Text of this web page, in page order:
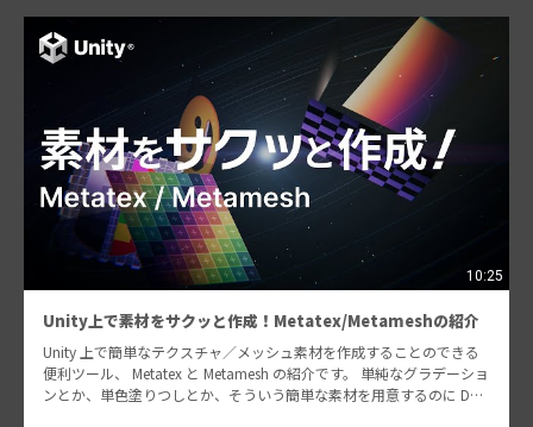
10:25
Unity上で素材をサクッと作成！Metatex/Metameshの紹介
Unity 上で簡単なテクスチャ／メッシュ素材を作成することのできる
便利ツール、 Metatex と Metamesh の紹介です。 単純なグラデーショ
ンとか、単色塗りつしとか、そういう簡単な素材を用意するのに DCC